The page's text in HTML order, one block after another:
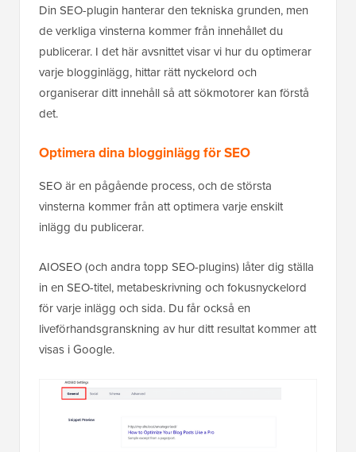
Din SEO-plugin hanterar den tekniska grunden, men
de verkliga vinsterna kommer från innehållet du
publicerar. I det här avsnittet visar vi hur du optimerar
varje blogginlägg, hittar rätt nyckelord och
organiserar ditt innehåll så att sökmotorer kan förstå
det.
Optimera dina blogginlägg för SEO
SEO är en pågående process, och de största
vinsterna kommer från att optimera varje enskilt
inlägg du publicerar.
AIOSEO (och andra topp SEO-plugins) låter dig ställa
in en SEO-titel, metabeskrivning och fokusnyckelord
för varje inlägg och sida. Du får också en
liveförhandsgranskning av hur ditt resultat kommer att
visas i Google.